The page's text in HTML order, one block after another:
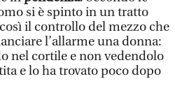
si è spinto in un tratto
il controllo del mezzo che
l’allarme una donna:
nel cortile e non vedendolo
e lo ha trovato poco dopo